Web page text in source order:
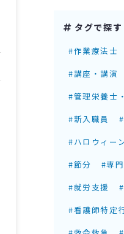
タグで探す
#作業療法士
#講座・講演
#管理栄養士
#新入職員
#ハロウィー
#節分
#専
#就労支援
#看護師特定